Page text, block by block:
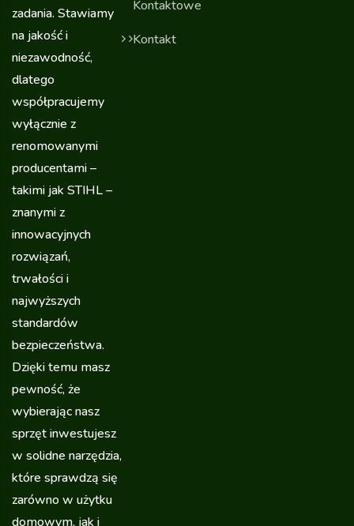
zadania. Stawiamy
na jakość i
niezawodność,
dlatego
współpracujemy
wyłącznie z
renomowanymi
producentami –
takimi jak STIHL –
znanymi z
innowacyjnych
rozwiązań,
trwałości i
najwyższych
standardów
bezpieczeństwa.
Dzięki temu masz
pewność, że
wybierając nasz
sprzęt inwestujesz
w solidne narzędzia,
które sprawdzą się
zarówno w użytku
domowym, jak i
Kontaktowe
Kontakt